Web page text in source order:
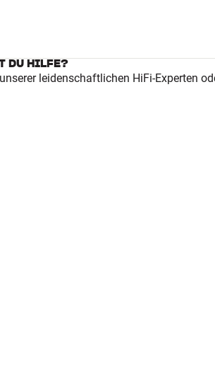
DU HILFE?
leidenschaftlichen HiFi-Experten